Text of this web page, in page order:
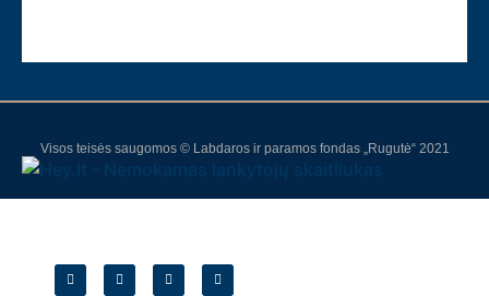
Visos teisės saugomos © Labdaros ir paramos fondas „Rugutė“ 2021